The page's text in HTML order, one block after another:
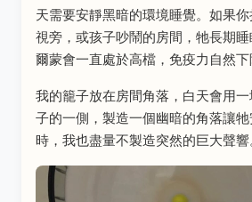
天需要安靜黑暗的環境睡覺。如果
視旁，或孩子吵鬧的房間，牠長期
爾蒙會一直處於高檔，免疫力自然下
我的籠子放在房間角落，白天會用
子的一側，製造一個幽暗的角落讓
時，我也盡量不製造突然的巨大聲響